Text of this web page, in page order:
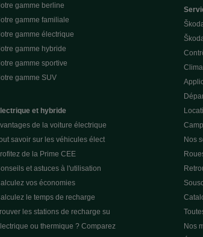
gamme berline
gamme familiale
gamme électrique
gamme hybride
gamme sportive
gamme SUV
et hybride
de la voiture électrique
savoir sur les véhicules élect
de la Prime CEE
et astuces à l'utilisation
vos économies
le temps de recharge
les stations de recharge su
ou thermique ? Comparez
Nos
Nos